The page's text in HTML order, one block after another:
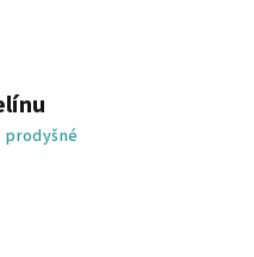
prodyšné